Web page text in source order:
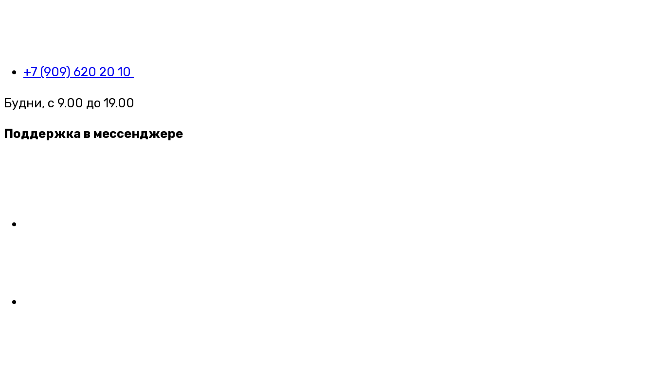
+7 (909) 620 20 10
Будни, с 9.00 до 19.00
Поддержка в мессенджере